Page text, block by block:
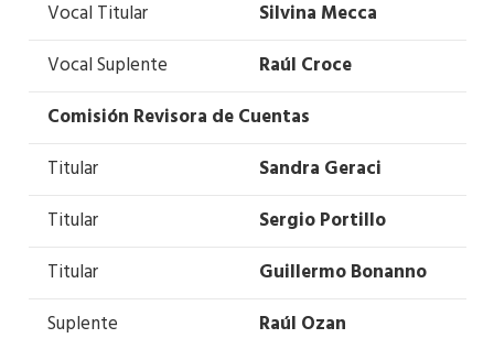
Vocal Titular
Silvina Mecca
Vocal Suplente
Raúl Croce
Comisión Revisora de Cuentas
Titular
Sandra Geraci
Titular
Sergio Portillo
Titular
Guillermo Bonanno
Suplente
Raúl Ozan